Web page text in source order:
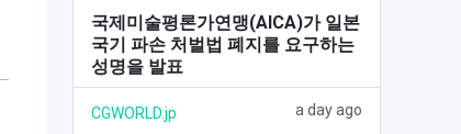
국제미술평론가연맹(AICA)가 일본
국기 파손 처벌법 폐지를 요구하는
성명을 발표
CGWORLD.jp a day ago